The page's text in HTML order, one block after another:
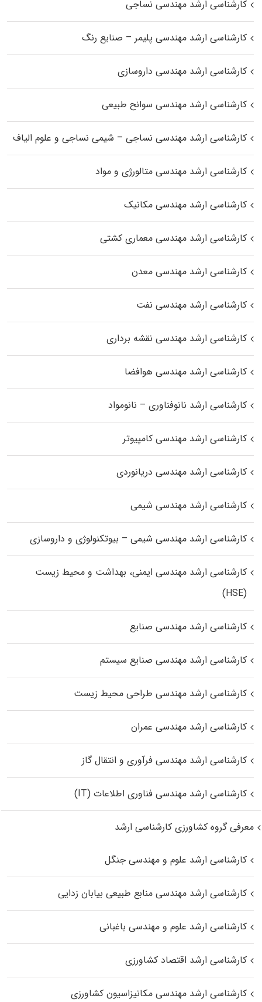
کارشناسی ارشد مهندسی نساجی
کارشناسی ارشد مهندسی پلیمر – صنایع رنگ
کارشناسی ارشد مهندسی داروسازی
کارشناسی ارشد مهندسی سوانح طبیعی
کارشناسی ارشد مهندسی نساجی – شیمی نساجی و علوم الیاف
کارشناسی ارشد مهندسی متالورژی و مواد
کارشناسی ارشد مهندسی مکانیک
کارشناسی ارشد مهندسی معماری کشتی
کارشناسی ارشد مهندسی معدن
کارشناسی ارشد مهندسی نفت
کارشناسی ارشد مهندسی نقشه برداری
کارشناسی ارشد مهندسی هوافضا
کارشناسی ارشد نانوفناوری – نانومواد
کارشناسی ارشد مهندسی کامپیوتر
کارشناسی ارشد مهندسی دریانوردی
کارشناسی ارشد مهندسی شیمی
کارشناسی ارشد مهندسی شیمی – بیوتکنولوژی و داروسازی
کارشناسی ارشد مهندسی ایمنی، بهداشت و محیط زیست
(HSE)
کارشناسی ارشد مهندسی صنایع
کارشناسی ارشد مهندسی صنایع سیستم
کارشناسی ارشد مهندسی طراحی محیط زیست
کارشناسی ارشد مهندسی عمران
کارشناسی ارشد مهندسی فرآوری و انتقال گاز
کارشناسی ارشد مهندسی فناوری اطلاعات (IT)
معرفی گروه کشاورزی کارشناسی ارشد
کارشناسی ارشد علوم و مهندسی جنگل
کارشناسی ارشد مهندسی منابع طبیعی بیابان زدایی
کارشناسی ارشد علوم و مهندسی باغبانی
کارشناسی ارشد اقتصاد کشاورزی
کارشناسی ارشد مهندسی مکانیزاسیون کشاورزی